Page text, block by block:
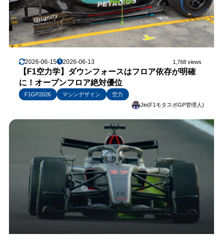
2026-06-15 2026-06-13 1,768 views
【F1空力学】ダウンフォースはフロア依存が明確
に！オープンフロア絶対優位
F1GP2026 マシンデザイン
空力
Jin(F1モタスポGP管理人)